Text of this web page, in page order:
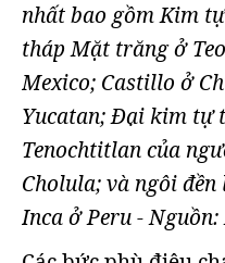
nhất bao gồm Kim
tháp Mặt trăng ở
Mexico; Castillo ở
Yucatan; Đại kim tự
Tenochtitlan của
Cholula; và ngôi
Inca ở Peru -